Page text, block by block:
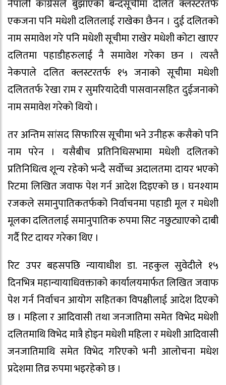
नेपाली कांग्रेसले बुझाएको बन्दसूचीमा दलित क्लस्टरतर्फ
एकजना पनि मधेशी दलितलाई राखेका छैनन । दुई दलितको
नाम समावेश गरे पनि मधेशी सूचीमा राखेर मधेशी कोटा खाएर
दलितमा पहाडीहरुलाई नै समावेश गरेका छन । त्यस्तै
नेकपाले दलित क्लस्टरतर्फ १५ जनाको सूचीमा मधेशी
दलिततर्फ रेखा राम र सुमरियादेवी पासवानसहित दुईजनाको
नाम समावेश गरेको थियो ।
तर अन्तिम सांसद सिफारिस सूचीमा भने उनीहरू कसैको पनि
नाम परेन । यसैबीच प्रतिनिधिसभामा मधेशी दलितको
प्रतिनिधित्व शून्य रहेको भन्दै सर्वोच्च अदालतमा दायर भएको
रिटमा लिखित जवाफ पेश गर्न आदेश दिइएको छ । घनश्याम
रजकले समानुपातिकतर्फको निर्वाचनमा पहाडी मूल र मधेशी
मूलका दलितलाई समानुपातिक रुपमा सिट नछुट्याएको दाबी
गर्दै रिट दायर गरेका थिए ।
रिट उपर बहसपछि न्यायाधीश डा. नहकुल सुवेदीले १५
दिनभित्र महान्यायाधिवक्ताको कार्यालयमार्फत लिखित जवाफ
पेश गर्न निर्वाचन आयोग सहितका विपक्षीलाई आदेश दिएको
छ । महिला र आदिवासी तथा जनजातिमा समेत विभेद मधेशी
दलितमाथि विभेद मात्रै होइन मधेशी महिला र मधेशी आदिवासी
जनजातिमाथि समेत विभेद गरिएको भनी आलोचना मधेश
प्रदेशमा तिव्र रुपमा भइरहेको छ ।